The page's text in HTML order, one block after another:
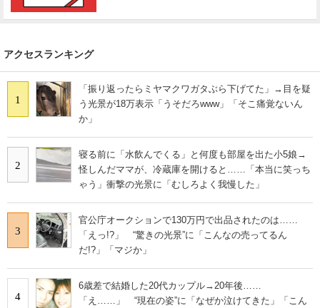
アクセスランキング
1
「振り返ったらミヤマクワガタぶら下げてた」→目を疑
う光景が18万表示「うそだろwww」「そこ痛覚ないん
か」
2
寝る前に「水飲んでくる」と何度も部屋を出た小5娘→
怪しんだママが、冷蔵庫を開けると……「本当に笑っち
ゃう」衝撃の光景に「むしろよく我慢した」
3
官公庁オークションで130万円で出品されたのは……
「えっ!?」 “驚きの光景”に「こんなの売ってるん
だ!?」「マジか」
4
6歳差で結婚した20代カップル→20年後……
「え……」 “現在の姿”に「なぜか泣けてきた」「こん